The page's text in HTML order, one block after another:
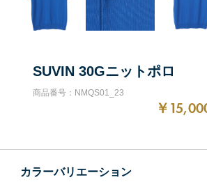
SUVIN 30Gニットポロ
商品番号：NMQS01_23
￥
カラーバリエーション